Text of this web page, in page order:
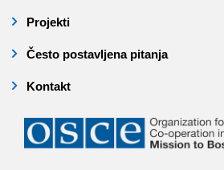
Projekti
Često postavljena pitanja
Kontakt